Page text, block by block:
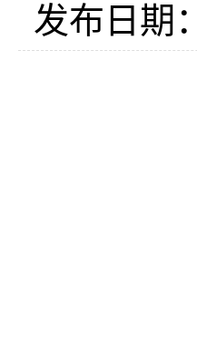
发布日期